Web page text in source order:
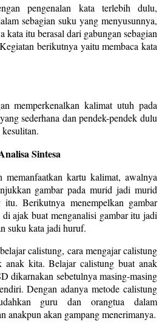
pengenalan kata terlebih dulu,
sebagian suku yang menyusunnya,
itu berasal dari gabungan sebagian
berikutnya yaitu membaca kata
memperkenalkan kalimat utuh pada
sederhana dan pendek-pendek dulu
Sintesa
kartu kalimat, awalnya
gambar pada murid jadi murid
itu. Berikutnya menempelkan gambar
ajak buat menganalisi gambar itu jadi
suku kata jadi huruf.
calistung, cara mengajar calistung
anak kita. Belajar calistung buat anak
dikarnakan sebetulnya masing-masing
Dengan adanya metode calistung
guru dan orangtua dalam
anakpun akan gampang menerimanya.